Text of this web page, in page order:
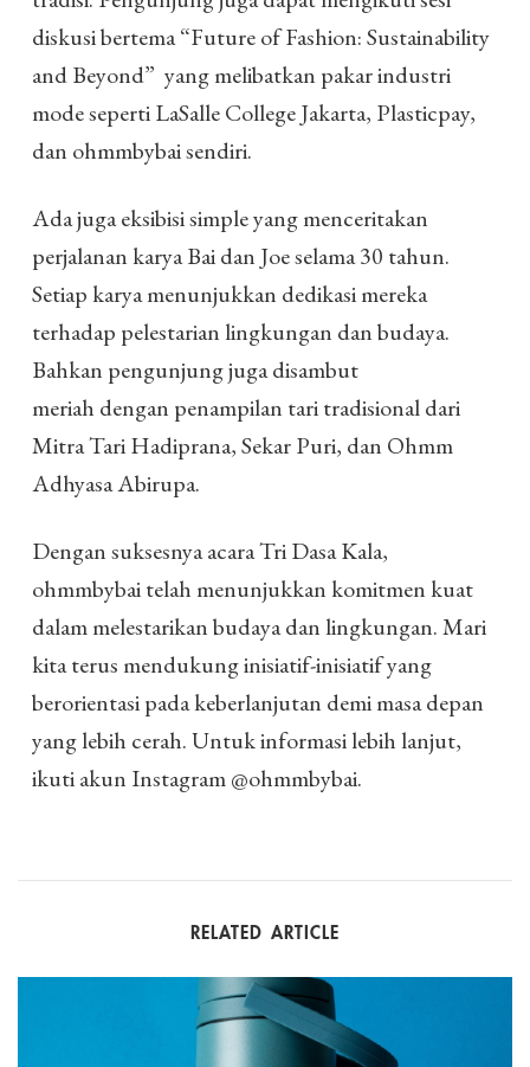
diskusi bertema “Future of Fashion: Sustainability
and Beyond” yang melibatkan pakar industri
mode seperti LaSalle College Jakarta, Plasticpay,
dan ohmmbybai sendiri.
Ada juga eksibisi simple yang menceritakan
perjalanan karya Bai dan Joe selama 30 tahun.
Setiap karya menunjukkan dedikasi mereka
terhadap pelestarian lingkungan dan budaya.
Bahkan pengunjung juga disambut
meriah dengan penampilan tari tradisional dari
Mitra Tari Hadiprana, Sekar Puri, dan Ohmm
Adhyasa Abirupa.
Dengan suksesnya acara Tri Dasa Kala,
ohmmbybai telah menunjukkan komitmen kuat
dalam melestarikan budaya dan lingkungan. Mari
kita terus mendukung inisiatif-inisiatif yang
berorientasi pada keberlanjutan demi masa depan
yang lebih cerah. Untuk informasi lebih lanjut,
ikuti akun Instagram @ohmmbybai.
RELATED ARTICLE